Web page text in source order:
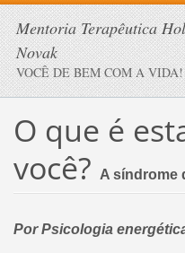
Mentoria Terapêutica
Novak
VOCÊ DE BEM COM A VIDA!
O que é
você?
A síndrome
Por Psicologia